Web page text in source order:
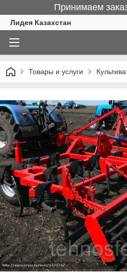
Принимаем
Лидея Казахстан
Товары и услуги